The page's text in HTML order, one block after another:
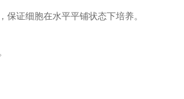
证细胞在水平平铺状态下培养。